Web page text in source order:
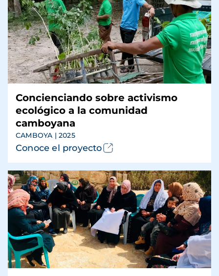
Concienciando sobre activismo
ecológico a la comunidad
camboyana
CAMBOYA | 2025
Conoce el proyecto